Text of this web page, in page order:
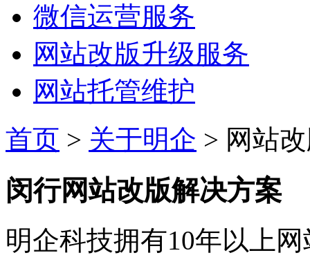
微信运营服务
网站改版升级服务
网站托管维护
首页 > 关于明企 > 网站
闵行网站改版解决方案
明企科技拥有10年以上